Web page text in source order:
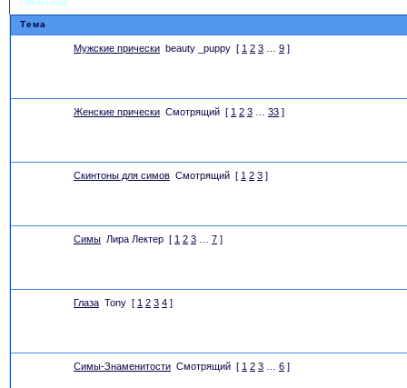
Тема
Мужские прически beauty _puppy [ 1 2 3 9 ]
Женские прически Смотрящий [ 1 2 3 33 ]
Скинтоны для симов Смотрящий [ 1 2 3 ]
Симы Лира Лектер [ 1 2 3 7 ]
Глаза Tony [ 1 2 3 4 ]
Симы-Знаменитости Смотрящий [ 1 2 3 6 ]